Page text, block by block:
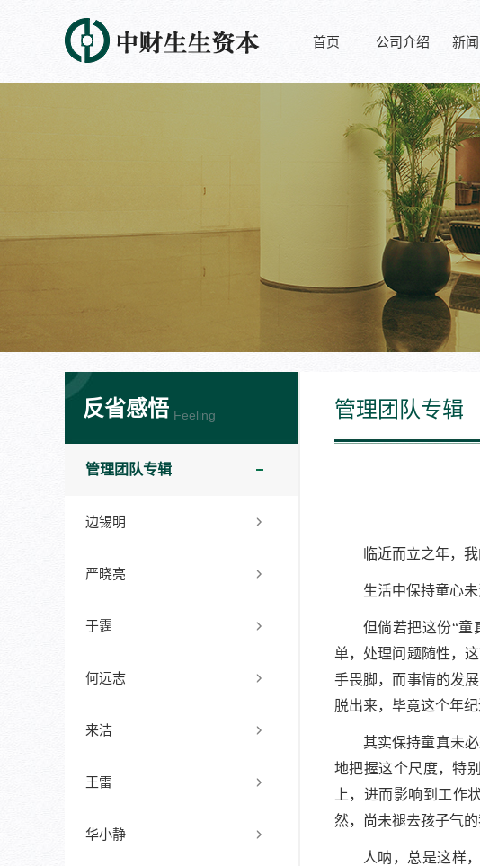
首页 公司介绍 新
反省感悟 Feeling
管理团队专辑
边锡明
严晓亮
于霆
何远志
来洁
王雷
华小静
管理团队专辑
临近而立之年，
生活中保持童心
但倘若把这份“童
单，处理问题随性，
手畏脚，而事情的发
脱出来，毕竟这个年
其实保持童真未
地把握这个尺度，特
上，进而影响到工作
然，尚未褪去孩子气
人呐，总是这样